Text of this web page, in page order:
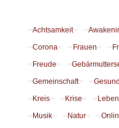
Achtsamkeit
Corona
Frauen
Freude
Gemeinschaft
Kreis
Krise Leben
Musik
Natur